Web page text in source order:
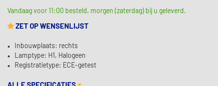
Vandaag voor 11:00 besteld, morgen (zaterdag) bij u geleverd.
ZET OP WENSENLIJST
Inbouwplaats: rechts
Lamptype: H1, Halogeen
Registratietype: ECE-getest